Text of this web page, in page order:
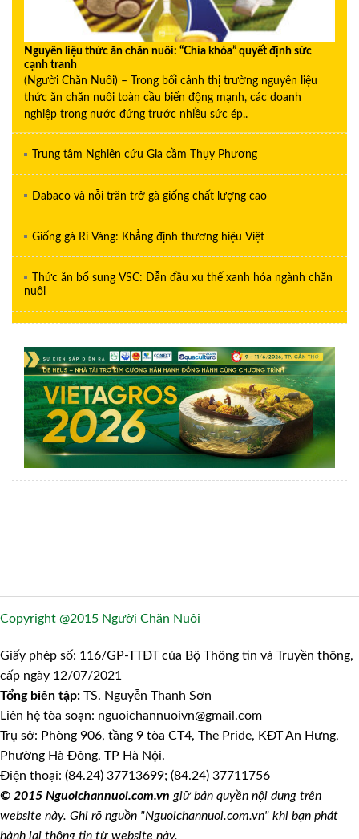
Nguyên liệu thức ăn chăn nuôi: “Chìa khóa” quyết định sức
cạnh tranh
(Người Chăn Nuôi) – Trong bối cảnh thị trường nguyên liệu
thức ăn chăn nuôi toàn cầu biến động mạnh, các doanh
nghiệp trong nước đứng trước nhiều sức ép..
Trung tâm Nghiên cứu Gia cầm Thụy Phương
Dabaco và nỗi trăn trở gà giống chất lượng cao
Giống gà Ri Vàng: Khẳng định thương hiệu Việt
Thức ăn bổ sung VSC: Dẫn đầu xu thế xanh hóa ngành chăn
nuôi
Copyright @2015 Người Chăn Nuôi
Giấy phép số: 116/GP-TTĐT của Bộ Thông tin và Truyền thông,
cấp ngày 12/07/2021
Tổng biên tập: TS. Nguyễn Thanh Sơn
Liên hệ tòa soạn: nguoichannuoivn@gmail.com
Trụ sở: Phòng 906, tầng 9 tòa CT4, The Pride, KĐT An Hưng,
Phường Hà Đông, TP Hà Nội.
Điện thoại: (84.24) 37713699; (84.24) 37711756
© 2015 Nguoichannuoi.com.vn giữ bản quyền nội dung trên
website này. Ghi rõ nguồn "Nguoichannuoi.com.vn" khi bạn phát
hành lại thông tin từ website này.